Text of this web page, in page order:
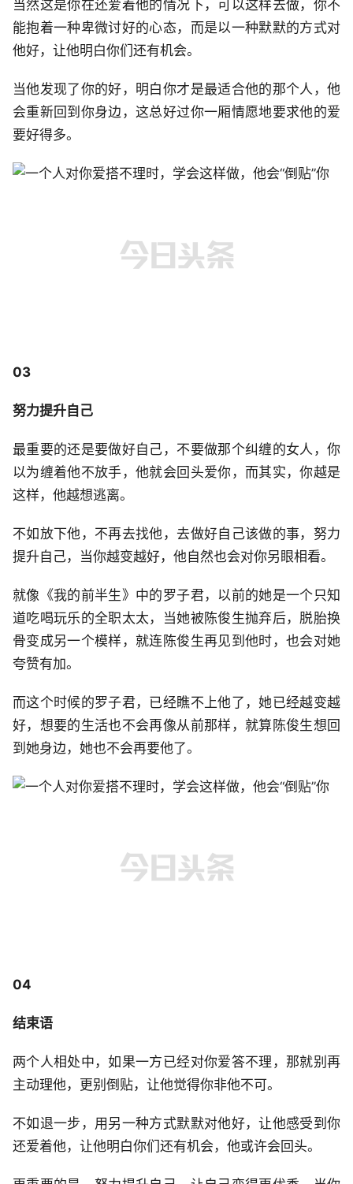
当然这是你在还爱着他的情况下，可以这样去做，你不
能抱着一种卑微讨好的心态，而是以一种默默的方式对
他好，让他明白你们还有机会。
当他发现了你的好，明白你才是最适合他的那个人，他
会重新回到你身边，这总好过你一厢情愿地要求他的爱
要好得多。
03
努力提升自己
最重要的还是要做好自己，不要做那个纠缠的女人，你
以为缠着他不放手，他就会回头爱你，而其实，你越是
这样，他越想逃离。
不如放下他，不再去找他，去做好自己该做的事，努力
提升自己，当你越变越好，他自然也会对你另眼相看。
就像《我的前半生》中的罗子君，以前的她是一个只知
道吃喝玩乐的全职太太，当她被陈俊生抛弃后，脱胎换
骨变成另一个模样，就连陈俊生再见到他时，也会对她
夸赞有加。
而这个时候的罗子君，已经瞧不上他了，她已经越变越
好，想要的生活也不会再像从前那样，就算陈俊生想回
到她身边，她也不会再要他了。
04
结束语
两个人相处中，如果一方已经对你爱答不理，那就别再
主动理他，更别倒贴，让他觉得你非他不可。
不如退一步，用另一种方式默默对他好，让他感受到你
还爱着他，让他明白你们还有机会，他或许会回头。